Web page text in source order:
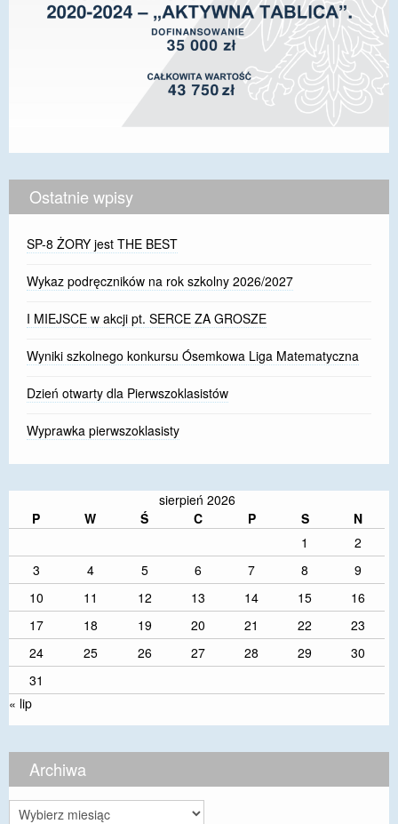
Ostatnie wpisy
SP-8 ŻORY jest THE BEST
Wykaz podręczników na rok szkolny 2026/2027
I MIEJSCE w akcji pt. SERCE ZA GROSZE
Wyniki szkolnego konkursu Ósemkowa Liga Matematyczna
Dzień otwarty dla Pierwszoklasistów
Wyprawka pierwszoklasisty
sierpień 2026
P
W Ś C P S
N
1
2
3
4 5 6 7 8
9
10
11 12 13 14 15
16
17
18 19 20 21 22
23
24
25 26 27 28 29
30
31
« lip
Archiwa
Archiwa